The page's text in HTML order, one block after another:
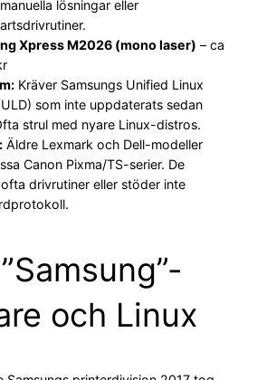
lösningar eller
Xpress M2026 (mono laser) – ca
Kräver Samsungs Unified Linux
som inte uppdaterats sedan
strul med nyare Linux-distros.
Äldre Lexmark och Dell-modeller
Canon Pixma/TS-serier. De
drivrutiner eller stöder inte
och Linux